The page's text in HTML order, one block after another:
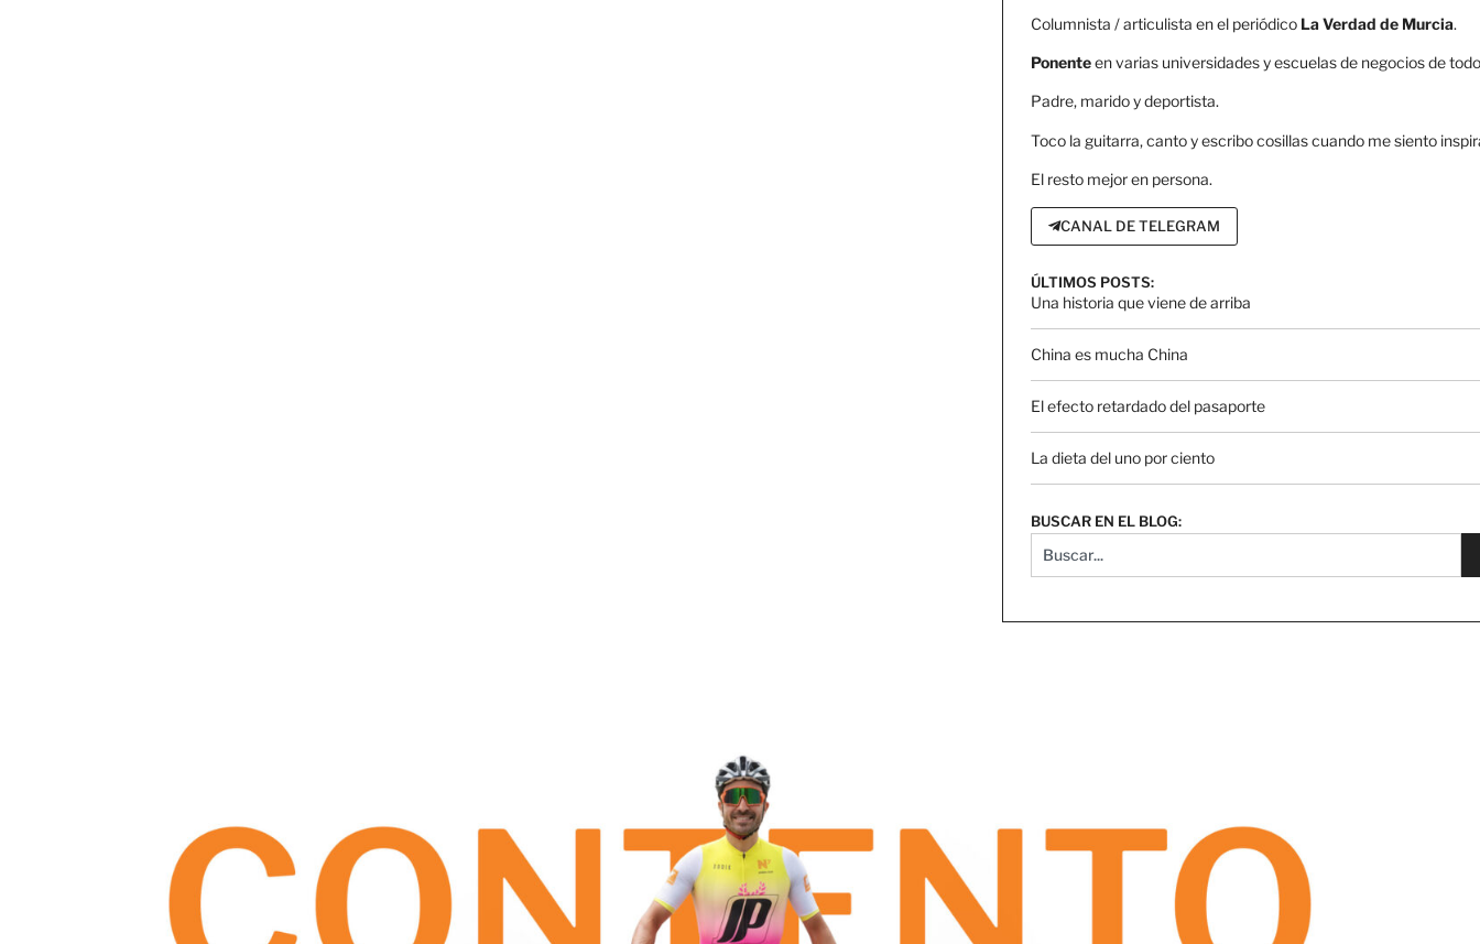
Columnista / articulista en el periódico La Verdad de Murcia.
Ponenteen varias universidades y escuelas de negocios de
Padre, marido y deportista.
Toco la guitarra, canto y escribo cosillas cuando me siento
El resto mejor en persona.
CANAL DE TELEGRAM
ÚLTIMOS POSTS:
Una historia que viene de arriba
China es mucha China
El efecto retardado del pasaporte
La dieta del uno por ciento
BUSCAR EN EL BLOG: